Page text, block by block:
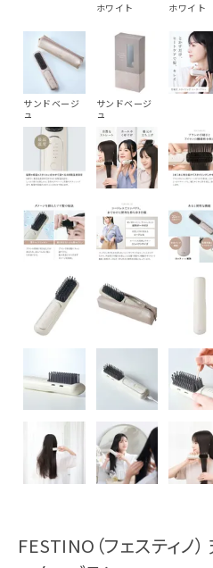
ホワイト ホワイト
サンドベージ
ュ
サンドベージ
ュ
FESTINO（フェスティノ